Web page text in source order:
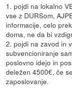
1. pojdi na lokalno
vse z DURSom,
informacije, celo
doma, ne da bi
2. pojdi na zavod in
subvencioniranje
poslovno idejo in
deležen 4500€, če
zaposlovanje.